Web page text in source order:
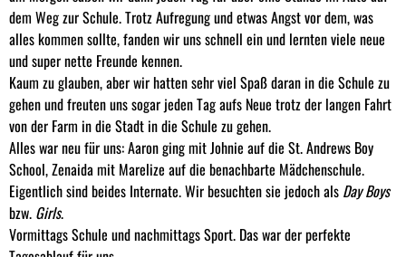
dem Weg zur Schule. Trotz Aufregung und etwas Angst vor dem, was
alles kommen sollte, fanden wir uns schnell ein und lernten viele neue
und super nette Freunde kennen.
Kaum zu glauben, aber wir hatten sehr viel Spaß daran in die Schule zu
gehen und freuten uns sogar jeden Tag aufs Neue trotz der langen Fahrt
von der Farm in die Stadt in die Schule zu gehen.
Alles war neu für uns: Aaron ging mit Johnie auf die St. Andrews Boy
School, Zenaida mit Marelize auf die benachbarte Mädchenschule.
Eigentlich sind beides Internate. Wir besuchten sie jedoch als Day Boys
bzw. Girls.
Vormittags Schule und nachmittags Sport. Das war der perfekte